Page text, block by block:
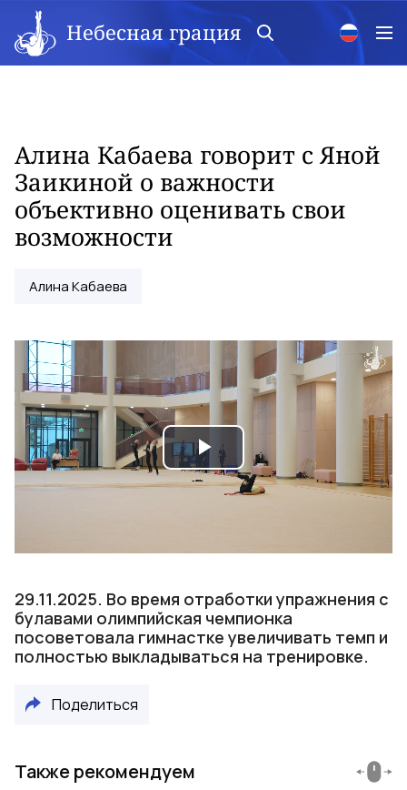
Небесная грация
Алина Кабаева говорит с Яной
Заикиной о важности
объективно оценивать свои
возможности
Алина Кабаева
Play
29.11.2025. Во время отработки упражнения с
булавами олимпийская чемпионка
посоветовала гимнастке увеличивать темп и
полностью выкладываться на тренировке.
Поделиться
Также рекомендуем